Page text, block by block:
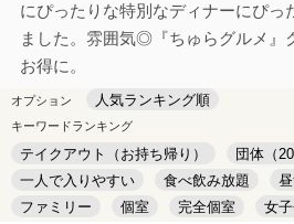
にぴったりな特別なディナーにぴっ
ました。雰囲気◎『ちゅらグルメ』
お得に。
オプション 人気ランキング順
キーワードランキング
テイクアウト（お持ち帰り）
団体（
一人で入りやすい
食べ飲み放題
ファミリー
個室 完全個室 女